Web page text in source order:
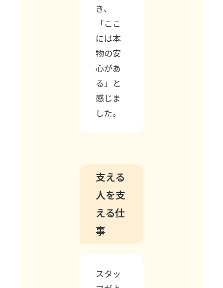
き、
「ここ
には本
物の安
心があ
る」と
感じま
した。
支える
人を支
える仕
事
スタッ